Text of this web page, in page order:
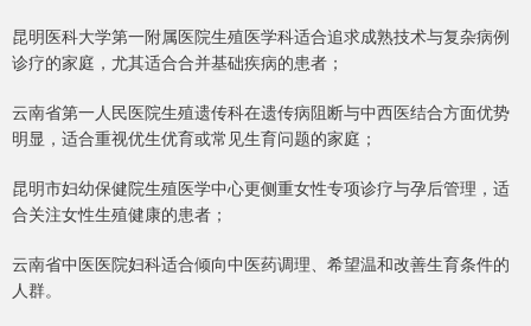
昆明医科大学第一附属医院生殖医学科适合追求成熟技术与复杂病例
诊疗的家庭，尤其适合合并基础疾病的患者；
云南省第一人民医院生殖遗传科在遗传病阻断与中西医结合方面优势
明显，适合重视优生优育或常见生育问题的家庭；
昆明市妇幼保健院生殖医学中心更侧重女性专项诊疗与孕后管理，适
合关注女性生殖健康的患者；
云南省中医医院妇科适合倾向中医药调理、希望温和改善生育条件的
人群。